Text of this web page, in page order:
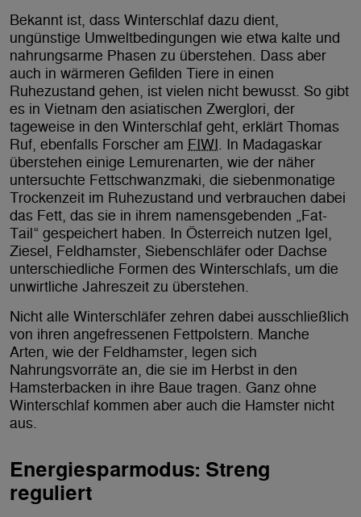
Bekannt ist, dass Winterschlaf dazu dient,
ungünstige Umweltbedingungen wie etwa kalte und
nahrungsarme Phasen zu überstehen. Dass aber
auch in wärmeren Gefilden Tiere in einen
Ruhezustand gehen, ist vielen nicht bewusst. So gibt
es in Vietnam den asiatischen Zwerglori, der
tageweise in den Winterschlaf geht, erklärt Thomas
Ruf, ebenfalls Forscher am FIWI . In Madagaskar
überstehen einige Lemurenarten, wie der näher
untersuchte Fettschwanzmaki, die siebenmonatige
Trockenzeit im Ruhezustand und verbrauchen dabei
das Fett, das sie in ihrem namensgebenden „Fat-
Tail“ gespeichert haben. In Österreich nutzen Igel,
Ziesel, Feldhamster, Siebenschläfer oder Dachse
unterschiedliche Formen des Winterschlafs, um die
unwirtliche Jahreszeit zu überstehen.
Nicht alle Winterschläfer zehren dabei ausschließlich
von ihren angefressenen Fettpolstern. Manche
Arten, wie der Feldhamster, legen sich
Nahrungsvorräte an, die sie im Herbst in den
Hamsterbacken in ihre Baue tragen. Ganz ohne
Winterschlaf kommen aber auch die Hamster nicht
aus.
Energiesparmodus: Streng
reguliert